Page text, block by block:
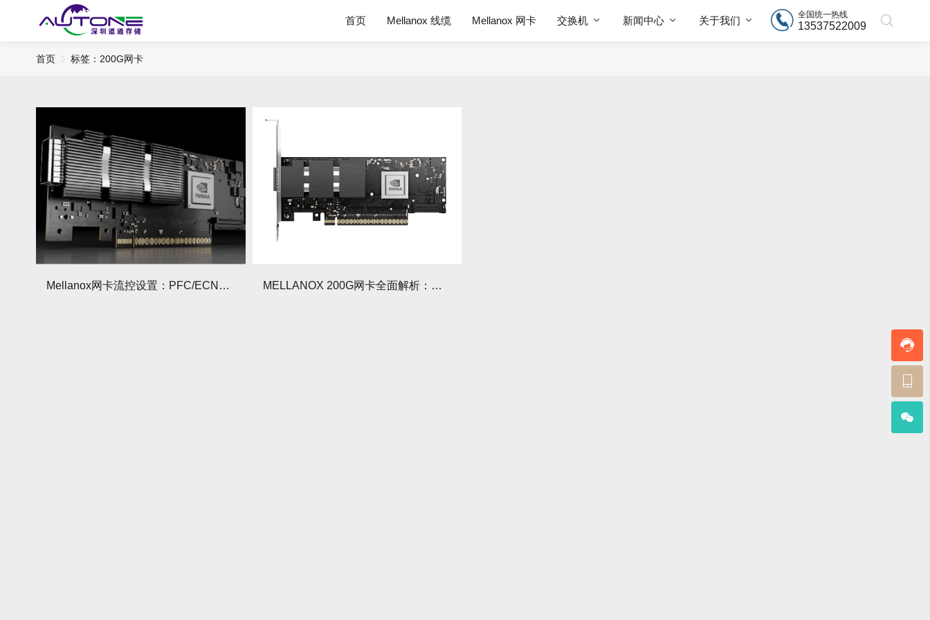
首页 Mellanox 线缆 Mellanox 网卡 交换机 新闻中心 关于我们
全国统一热线
13537522009
首页 标签：200G网卡
Mellanox网卡流控设置：PFC/ECN配置指南 MELLANOX 200G网卡全面解析：选型指南与性能优化实战